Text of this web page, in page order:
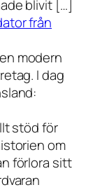
blivit […]
från
modern
I dag
stöd för
om
förlora sitt